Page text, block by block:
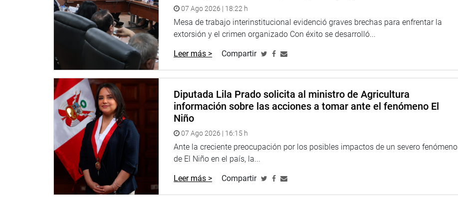
07 Ago 2026 | 18:22 h
Mesa de trabajo interinstitucional evidenció graves brechas para enfrentar la
extorsión y el crimen organizado Con éxito se desarrolló...
Leer más > Compartir
Diputada Lila Prado solicita al ministro de Agricultura
información sobre las acciones a tomar ante el fenómeno El
Niño
07 Ago 2026 | 16:15 h
Ante la creciente preocupación por los posibles impactos de un severo fenómeno
de El Niño en el país, la...
Leer más > Compartir